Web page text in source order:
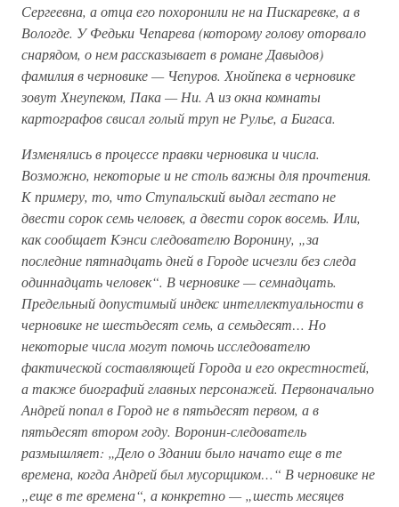
Сергеевна, а отца его похоронили не на Пискаревке, а в
Вологде. У Федьки Чепарева (которому голову оторвало
снарядом, о нем рассказывает в романе Давыдов)
фамилия в черновике — Чепуров. Хнойпека в черновике
зовут Хнеупеком, Пака — Ни. А из окна комнаты
картографов свисал голый труп не Рулье, а Бигаса.
Изменялись в процессе правки черновика и числа.
Возможно, некоторые и не столь важны для прочтения.
К примеру, то, что Ступальский выдал гестапо не
двести сорок семь человек, а двести сорок восемь. Или,
как сообщает Кэнси следователю Воронину, „за
последние пятнадцать дней в Городе исчезли без следа
одиннадцать человек“. В черновике — семнадцать.
Предельный допустимый индекс интеллектуальности в
черновике не шестьдесят семь, а семьдесят… Но
некоторые числа могут помочь исследователю
фактической составляющей Города и его окрестностей,
а также биографий главных персонажей. Первоначально
Андрей попал в Город не в пятьдесят первом, а в
пятьдесят втором году. Воронин-следователь
размышляет: „Дело о Здании было начато еще в те
времена, когда Андрей был мусорщиком…“ В черновике не
„еще в те времена“, а конкретно — „шесть месяцев